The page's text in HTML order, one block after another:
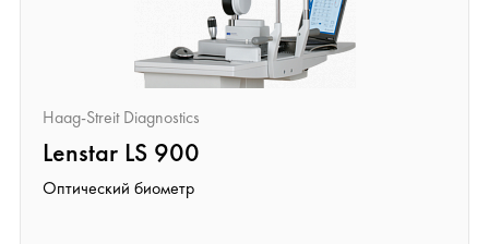
Haag-Streit Diagnostics
Lenstar LS 900
Оптический биометр